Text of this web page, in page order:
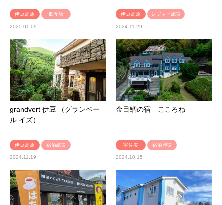
伊豆高原 飲食店
2025.01.09
伊豆高原 レジャー施設
2024.11.29
grandvert 伊豆 （グランベー
ル イズ）
伊豆高原 宿泊施設
2024.11.19
金目鯛の宿 こころね
宇佐美 宿泊施設
2024.10.15